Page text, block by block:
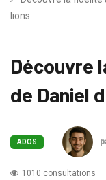
lions
Découvre
de Daniel
ADOS
1010 consultations